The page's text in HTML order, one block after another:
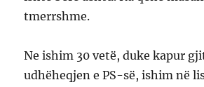
tmerrshme.
Ne ishim 30 vetë, duke kapur
udhëheqjen e PS-së, ishim në